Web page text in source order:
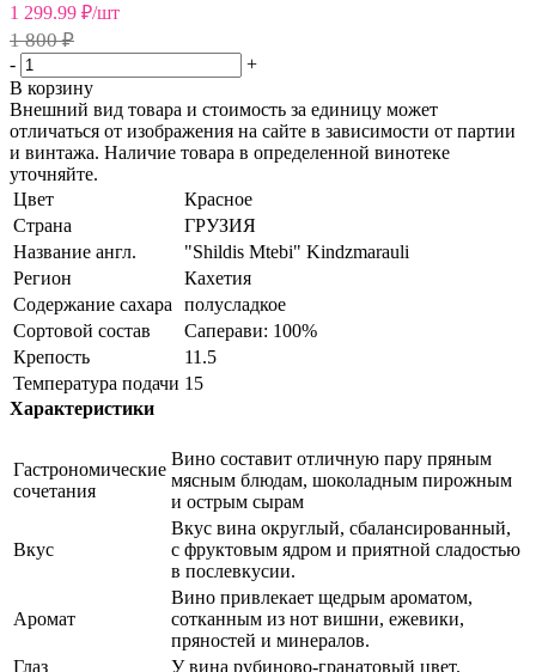
1 299.99 ₽/шт
1 800 ₽
-
+
В корзину
Внешний вид товара и стоимость за единицу может
отличаться от изображения на сайте в зависимости от партии
и винтажа. Наличие товара в определенной винотеке
уточняйте.
Цвет
Красное
Страна
ГРУЗИЯ
Название англ.
"Shildis Mtebi" Kindzmarauli
Регион
Кахетия
Содержание сахара
полусладкое
Сортовой состав
Саперави: 100%
Крепость
11.5
Температура подачи 15
Характеристики
Гастрономические
сочетания
Вино составит отличную пару пряным
мясным блюдам, шоколадным пирожным
и острым сырам
Вкус
Вкус вина округлый, сбалансированный,
с фруктовым ядром и приятной сладостью
в послевкусии.
Аромат
Вино привлекает щедрым ароматом,
сотканным из нот вишни, ежевики,
пряностей и минералов.
Глаз
У вина рубиново-гранатовый цвет.